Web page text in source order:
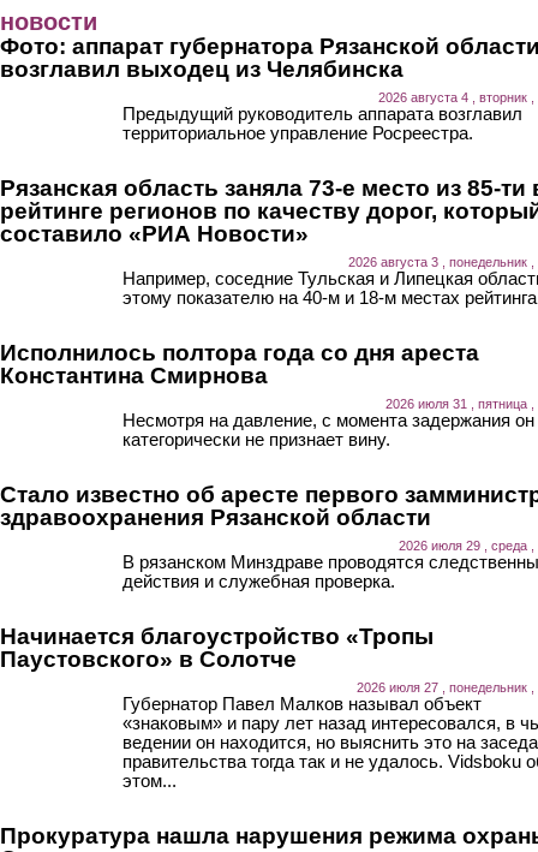
новости
Фото: аппарат губернатора Рязанской
возглавил выходец из Челябинска
2026 августа 4 , вторник
Предыдущий руководитель аппарата возглавил
территориальное управление Росреестра.
Рязанская область заняла 73-е место из 85-ти
рейтинге регионов по качеству дорог,
составило «РИА Новости»
2026 августа 3 , понедельник ,
Например, соседние Тульская и Липецкая
этому показателю на 40-м и 18-м местах
Исполнилось полтора года со дня ареста
Константина Смирнова
2026 июля 31 , пятница ,
Несмотря на давление, с момента задержания он
категорически не признает вину.
Стало известно об аресте первого
здравоохранения Рязанской области
2026 июля 29 , среда ,
В рязанском Минздраве проводятся
действия и служебная проверка.
Начинается благоустройство «Тропы
Паустовского» в Солотче
2026 июля 27 , понедельник ,
Губернатор Павел Малков называл объект
«знаковым» и пару лет назад интересовался, в
ведении он находится, но выяснить это на
правительства тогда так и не удалось. Vidsboku
этом...
Прокуратура нашла нарушения режима